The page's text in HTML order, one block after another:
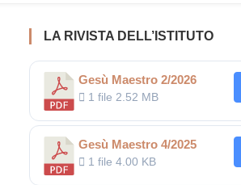
LA RIVISTA DELL’ISTITUTO
Gesù Maestro 2/2026
1 file 2.52 MB
Gesù Maestro 4/2025
1 file4.00 KB